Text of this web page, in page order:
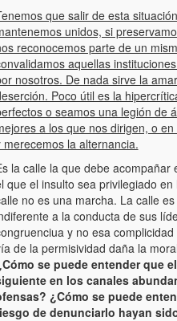
que salir de esta
unidos, si
reconocemos parte de un
aquellas
nosotros. De nada sirve la
Poco útil es la
o seamos una legión de
a los que nos dirigen, o
merecemos la alternancia.
la calle la que debe
que el insulto sea privilegiado
no es una marcha. La calle
a la conducta de sus
y no esa
de la permisividad daña la
se puede entender que
en los canales
¿Cómo se puede
de denunciarlo hayan